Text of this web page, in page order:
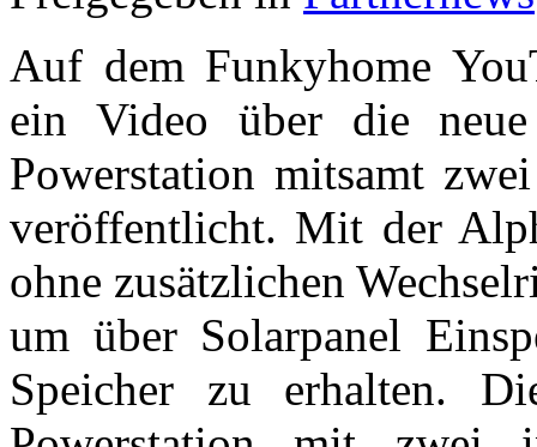
Auf dem Funkyhome
ein Video über die
Powerstation mitsamt
veröffentlicht. Mit der
ohne zusätzlichen
um über Solarpanel
Speicher zu erhalten.